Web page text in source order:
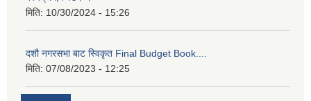
मिति: 10/30/2024 - 15:26
दशौ नगरसभा बाट स्विकृत Final Budget Book....
मिति: 07/08/2023 - 12:25